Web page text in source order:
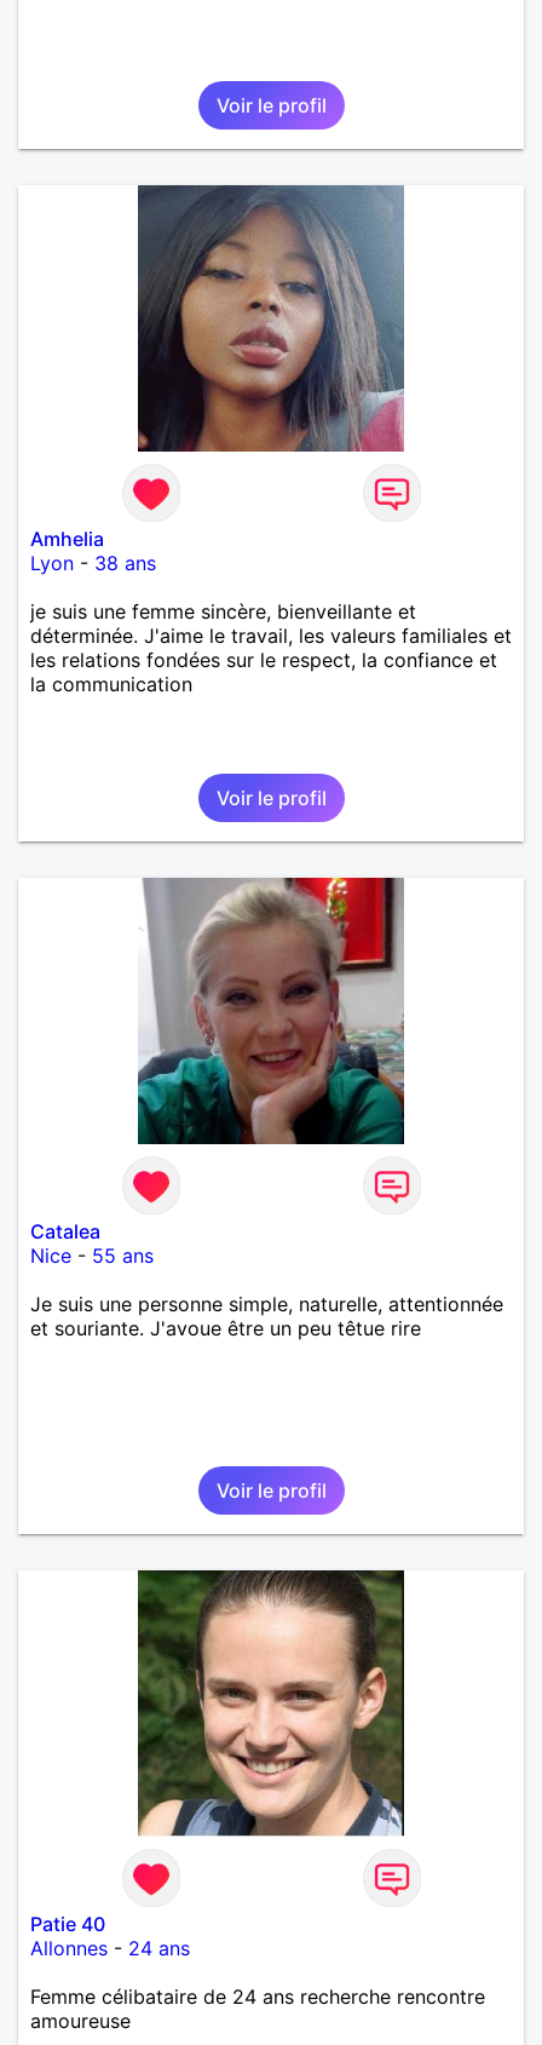
Voir le profil
Amhelia
Lyon - 38 ans
je suis une femme sincère, bienveillante et
déterminée. J'aime le travail, les valeurs familiales et
les relations fondées sur le respect, la confiance et
la communication
Voir le profil
Catalea
Nice - 55 ans
Je suis une personne simple, naturelle, attentionnée
et souriante. J'avoue être un peu têtue rire
Voir le profil
Patie 40
Allonnes - 24 ans
Femme célibataire de 24 ans recherche rencontre
amoureuse